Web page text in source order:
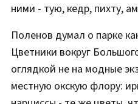
ними - тую, кедр, пихту,
Поленов думал о парке
Цветники вокруг
оглядкой не на модные
местную окскую флору: